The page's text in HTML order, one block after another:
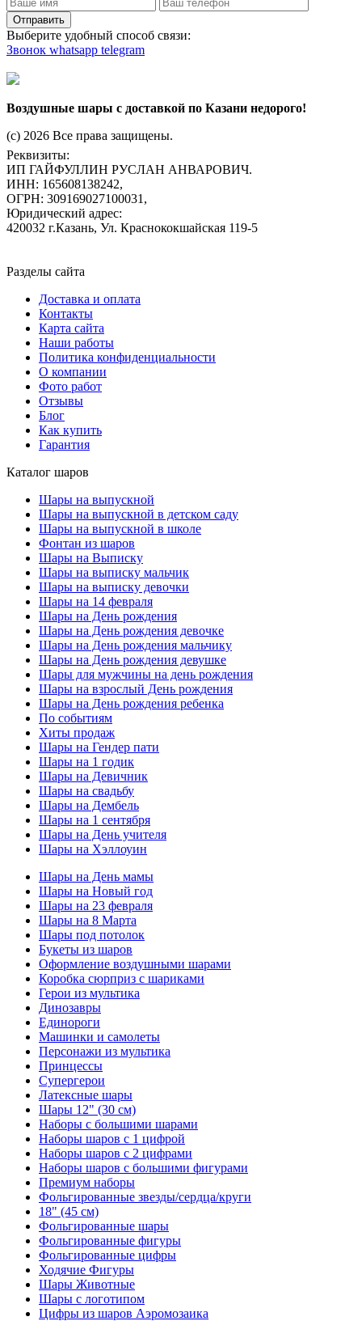
Отправить
Выберите удобный способ связи:
Звонок whatsapp telegram
Воздушные шары с доставкой по Казани недорого!
(c) 2026 Все права защищены.
Реквизиты:
ИП ГАЙФУЛЛИН РУСЛАН АНВАРОВИЧ.
ИНН: 165608138242,
ОГРН: 309169027100031,
Юридический адрес:
420032 г.Казань, Ул. Краснококшайская 119-5
Разделы сайта
Доставка и оплата
Контакты
Карта сайта
Наши работы
Политика конфиденциальности
О компании
Фото работ
Отзывы
Блог
Как купить
Гарантия
Каталог шаров
Шары на выпускной
Шары на выпускной в детском саду
Шары на выпускной в школе
Фонтан из шаров
Шары на Выписку
Шары на выписку мальчик
Шары на выписку девочки
Шары на 14 февраля
Шары на День рождения
Шары на День рождения девочке
Шары на День рождения мальчику
Шары на День рождения девушке
Шары для мужчины на день рождения
Шары на взрослый День рождения
Шары на День рождения ребенка
По событиям
Хиты продаж
Шары на Гендер пати
Шары на 1 годик
Шары на Девичник
Шары на свадьбу
Шары на Дембель
Шары на 1 сентября
Шары на День учителя
Шары на Хэллоуин
Шары на День мамы
Шары на Новый год
Шары на 23 февраля
Шары на 8 Марта
Шары под потолок
Букеты из шаров
Оформление воздушными шарами
Коробка сюрприз с шариками
Герои из мультика
Динозавры
Единороги
Машинки и самолеты
Персонажи из мультика
Принцессы
Супергерои
Латексные шары
Шары 12" (30 см)
Наборы с большими шарами
Наборы шаров с 1 цифрой
Наборы шаров с 2 цифрами
Наборы шаров с большими фигурами
Премиум наборы
Фольгированные звезды/сердца/круги
18" (45 см)
Фольгированные шары
Фольгированные фигуры
Фольгированные цифры
Ходячие Фигуры
Шары Животные
Шары с логотипом
Цифры из шаров Аэромозаика